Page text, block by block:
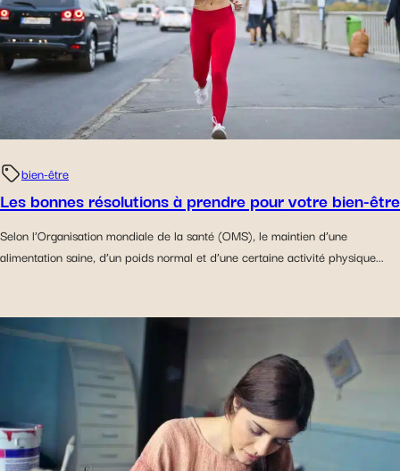
bien-être
Les bonnes résolutions à prendre pour votre bien-être
Selon l’Organisation mondiale de la santé (OMS), le maintien d’une
alimentation saine, d’un poids normal et d’une certaine activité physique...